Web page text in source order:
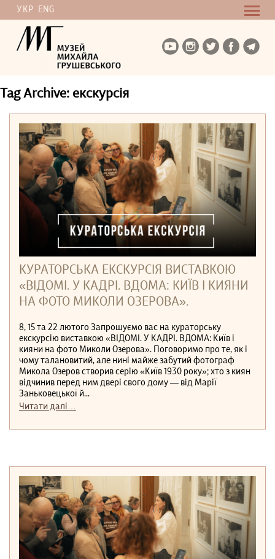
УКР ENG
Tag Archive: екскурсія
КУРАТОРСЬКА ЕКСКУРСІЯ ВИСТАВКОЮ
«ВІДОМІ. У КАДРІ. ВДОМА: КИЇВ І КИЯНИ
НА ФОТО МИКОЛИ ОЗЕРОВА».
8, 15 та 22 лютого Запрошуємо вас на кураторську
екскурсію виставкою «ВІДОМІ. У КАДРІ. ВДОМА: Київ і
кияни на фото Миколи Озерова». Поговоримо про те, як і
чому талановитий, але нині майже забутий фотограф
Микола Озеров створив серію «Київ 1930 року»; хто з киян
відчинив перед ним двері свого дому — від Марії
Заньковецької й...
Читати далі…